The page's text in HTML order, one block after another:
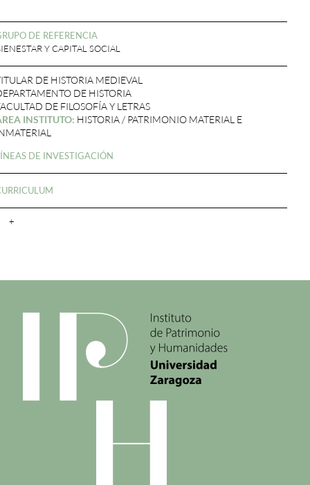
DE REFERENCIA
Y CAPITAL SOCIAL
DE HISTORIA MEDIEVAL
DE HISTORIA
DE FILOSOFÍA Y LETRAS
INSTITUTO: HISTORIA / PATRIMONIO MATERIAL E
DE INVESTIGACIÓN
+